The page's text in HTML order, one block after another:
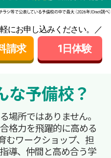
にお申し込みください。／
請求 1日体験
な予備校？
場所ではありません。
格力を飛躍的に高める
むワークショップ、担
導、仲間と高め合う学